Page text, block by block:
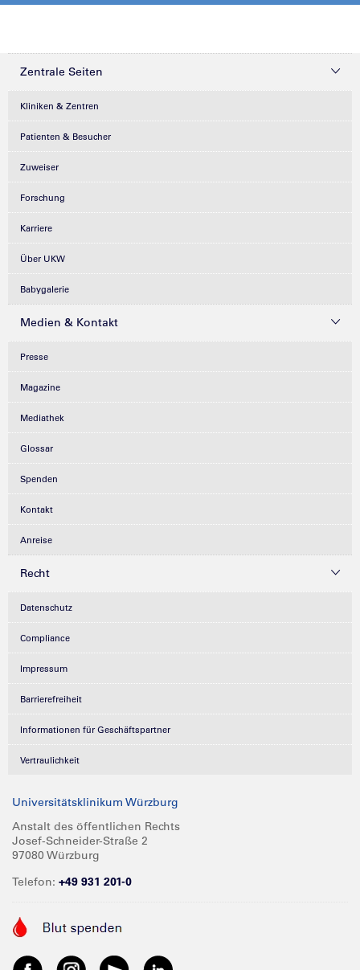
Zentrale Seiten
Kliniken & Zentren
Patienten & Besucher
Zuweiser
Forschung
Karriere
Über UKW
Babygalerie
Medien & Kontakt
Presse
Magazine
Mediathek
Glossar
Spenden
Kontakt
Anreise
Recht
Datenschutz
Compliance
Impressum
Barrierefreiheit
Informationen für Geschäftspartner
Vertraulichkeit
Universitätsklinikum Würzburg
Anstalt des öffentlichen Rechts
Josef-Schneider-Straße 2
97080 Würzburg
Telefon: +49 931 201-0